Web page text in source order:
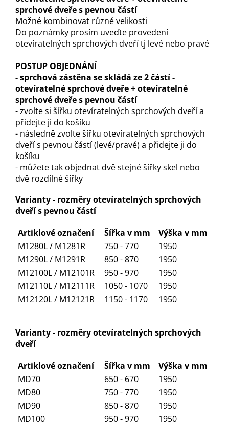
sprchové dveře s pevnou částí
Možné kombinovat různé velikosti
Do poznámky prosím uveďte provedení
otevíratelných sprchových dveří tj levé nebo pravé
POSTUP OBJEDNÁNÍ
- sprchová zástěna se skládá ze 2 částí -
otevíratelné sprchové dveře + otevíratelné
sprchové dveře s pevnou částí
- zvolte si šířku otevíratelných sprchových dveří a
přidejte ji do košíku
- následně zvolte šířku otevíratelných sprchových
dveří s pevnou částí (levé/pravé) a přidejte ji do
košíku
- můžete tak objednat dvě stejné šířky skel nebo
dvě rozdílné šířky
Varianty - rozměry otevíratelných sprchových
dveří s pevnou částí
Artiklové označení
Šířka v mm
Výška v mm
M1280L / M1281R
750 - 770
1950
M1290L / M1291R
850 - 870
1950
M12100L / M12101R
950 - 970
1950
M12110L / M12111R
1050 - 1070
1950
M12120L / M12121R
1150 - 1170 1950
Varianty - rozměry otevíratelných sprchových
dveří
Artiklové označení
Šířka v mm
Výška v mm
MD70
650 - 670
1950
MD80
750 - 770
1950
MD90
850 - 870
1950
MD100
950 - 970 1950